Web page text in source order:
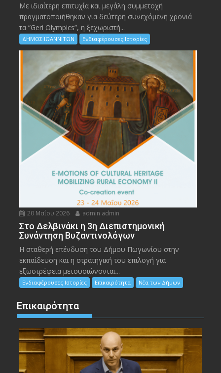
Με ιδιαίτερη επιτυχία και μεγάλη συμμετοχή
πραγματοποιήθηκαν για δεύτερη συνεχόμενη χρονιά
τα “Geri Olympics”, η ξεχωριστή...
ΔΗΜΟΣ ΙΩΑΝΝΙΤΩΝ Ενδιαφέρουσες Ιστορίες
20 Μαΐου 2026 admin admin
Στο Δελβινάκι η 3η Διεπιστημονική
Συνάντηση Βυζαντινολόγων
Η σταθερή επένδυση του Δήμου Πωγωνίου στην
εκπαίδευση και η στρατηγική του επιλογή για
εξωστρέφεια μετουσιώνονται...
Ενδιαφέρουσες Ιστορίες Επικαιρότητα Νέα των Δήμων
Επικαιρότητα